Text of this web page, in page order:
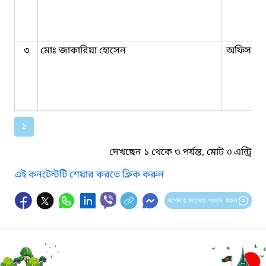
৩ মোঃ জাকারিয়া হোসেন অফিস
১
দেখছেন ১ থেকে ৩ পর্যন্ত, মোট ৩ এন্ট্রি
এই কনটেন্টটি শেয়ার করতে ক্লিক করুন
আপনার মতামত প্রদান করুন